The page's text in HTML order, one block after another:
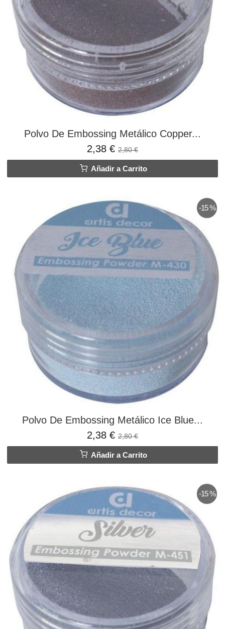
Polvo De Embossing Metálico Copper...
2,38 € 2,80 €
Añadir a Carrito
-15 %
Polvo De Embossing Metálico Ice Blue...
2,38 € 2,80 €
Añadir a Carrito
-15 %